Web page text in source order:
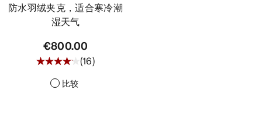
防水羽绒夹克，适合寒冷潮
湿天气
€800.00
(16)
比较